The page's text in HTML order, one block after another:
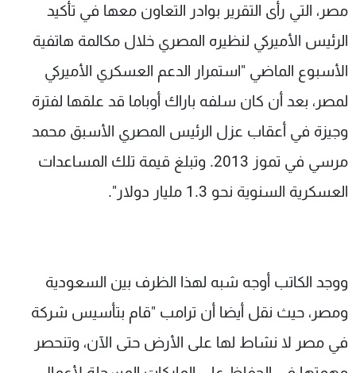
مصر، التي رأى التقرير بوادر التعاون معها في تأكيد
الرئيس الأميركي لنظيره المصري خلال مكالمة هاتفية
الأسبوع الماضي "استمرار الدعم العسكري الأميركي
لمصر، بعد أن كان سلفه باراك أوباما قد علقها لفترة
وجيزة في أعقاب عزل الرئيس المصري الأسبق محمد
مرسي في تموز 2013. وتبلغ قيمة تلك المساعدات
العسكرية السنوية نحو 1.3 مليار دولار".
ووجد الكاتب أوجه شبه لهذا الظرف بين السعودية
ومصر، حيث نقل أيضا أن ترامب "قام بتأسيس شركة
في مصر لا نشاط لها على الأرض حتى الآن، وتنحصر